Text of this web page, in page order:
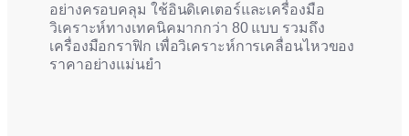
อย่างครอบคลุม ใช้อินดิเคเตอร์และเครื่องมือ
วิเคราะห์ทางเทคนิคมากกว่า 80 แบบ รวมถึง
เครื่องมือกราฟิก เพื่อวิเคราะห์การเคลื่อนไหวของ
ราคาอย่างแม่นยำ